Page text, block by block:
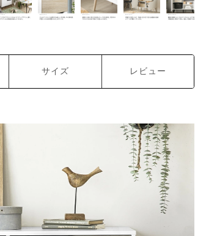
サイズ レビュー